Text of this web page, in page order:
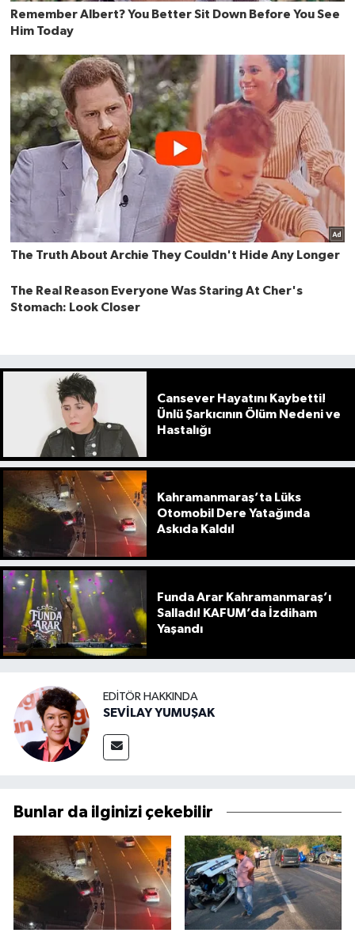
Cansever Hayatını Kaybetti!
Ünlü Şarkıcının Ölüm Nedeni ve
Hastalığı
Kahramanmaraş’ta Lüks
Otomobil Dere Yatağında
Askıda Kaldı!
Funda Arar Kahramanmaraş’ı
Salladı! KAFUM’da İzdiham
Yaşandı
EDITÖR HAKKINDA
SEVİLAY YUMUŞAK
Bunlar da ilginizi çekebilir